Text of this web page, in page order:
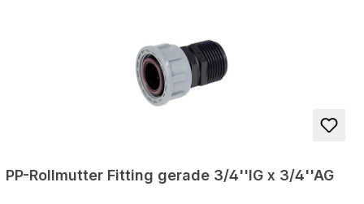
PP-Rollmutter Fitting gerade 3/4''IG x 3/4''AG